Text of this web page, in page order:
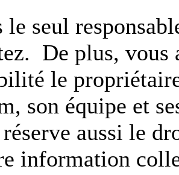
le seul
De plus, vous
le
son équipe et
aussi le
information